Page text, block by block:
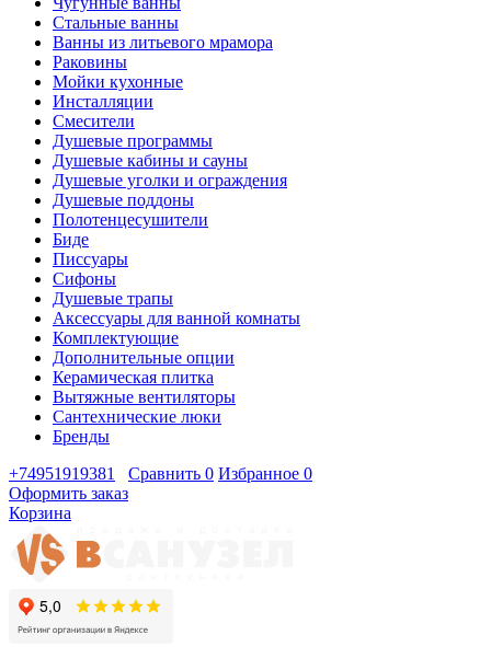
Стальные ванны
Ванны из литьевого мрамора
Раковины
Мойки кухонные
Инсталляции
Смесители
Душевые программы
Душевые кабины и сауны
Душевые уголки и ограждения
Душевые поддоны
Полотенцесушители
Биде
Писсуары
Сифоны
Душевые трапы
Аксессуары для ванной комнаты
Комплектующие
Дополнительные опции
Керамическая плитка
Вытяжные вентиляторы
Сантехнические люки
Бренды
+74951919381
Сравнить 0 Избранное 0
Оформить заказ
Корзина